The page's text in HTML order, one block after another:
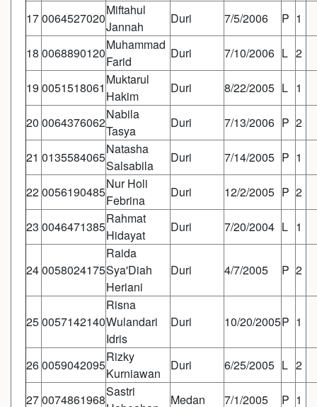
170064527020
Miftahul
Jannah
Duri 7/5/2006 P 1
18 0068890120
Muhammad
Farid
Duri 7/10/2006 L 2
19 0051518061
Muktarul
Hakim
Duri 8/22/2005 L 1
20 0064376062
Nabila
Tasya
Duri 7/13/2006 P 2
21 0135584065
Natasha
Salsabila
Duri 7/14/2005 P 1
220056190485
Nur Holi
Febrina
Duri 12/2/2005 P 2
23 0046471385
Rahmat
Hidayat
Duri 7/20/2004 L 1
240058024175
Raida
Sya'Diah
Heriani
Duri 4/7/2005 P 2
250057142140
Risna
Wulandari
Idris
Duri 10/20/2005P 1
260059042095
Rizky
Kurniawan
Duri 6/25/2005 L 2
270074861968
Sastri
Medan 7/1/2005 P 1